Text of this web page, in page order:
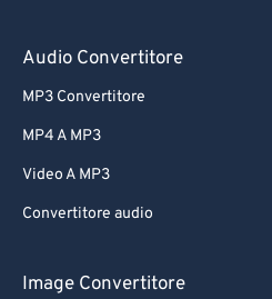
Audio Convertitore
MP3 Convertitore
MP4 A MP3
Video A MP3
Convertitore audio
Image Convertitore